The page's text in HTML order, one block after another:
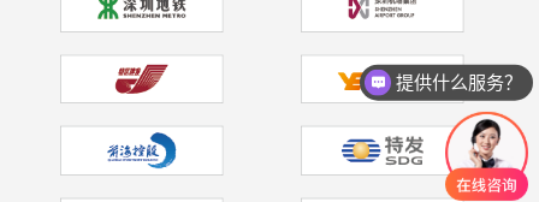
智启新程 融创未来 | 佳保安全2025-2026工
服务案例有哪些？